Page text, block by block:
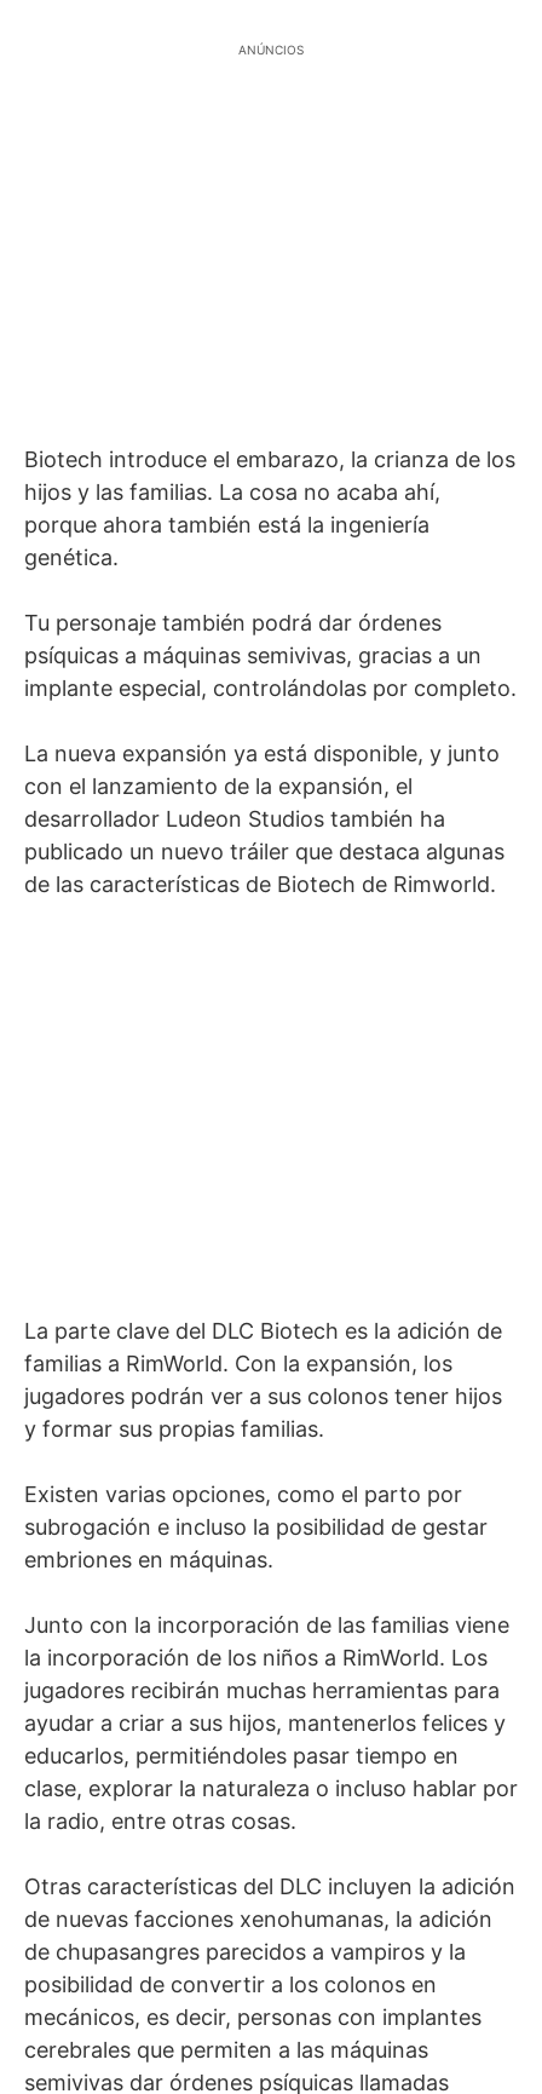
ANÚNCIOS
Biotech introduce el embarazo, la crianza de los
hijos y las familias. La cosa no acaba ahí,
porque ahora también está la ingeniería
genética.
Tu personaje también podrá dar órdenes
psíquicas a máquinas semivivas, gracias a un
implante especial, controlándolas por completo.
La nueva expansión ya está disponible, y junto
con el lanzamiento de la expansión, el
desarrollador Ludeon Studios también ha
publicado un nuevo tráiler que destaca algunas
de las características de Biotech de Rimworld.
La parte clave del DLC Biotech es la adición de
familias a RimWorld. Con la expansión, los
jugadores podrán ver a sus colonos tener hijos
y formar sus propias familias.
Existen varias opciones, como el parto por
subrogación e incluso la posibilidad de gestar
embriones en máquinas.
Junto con la incorporación de las familias viene
la incorporación de los niños a RimWorld. Los
jugadores recibirán muchas herramientas para
ayudar a criar a sus hijos, mantenerlos felices y
educarlos, permitiéndoles pasar tiempo en
clase, explorar la naturaleza o incluso hablar por
la radio, entre otras cosas.
Otras características del DLC incluyen la adición
de nuevas facciones xenohumanas, la adición
de chupasangres parecidos a vampiros y la
posibilidad de convertir a los colonos en
mecánicos, es decir, personas con implantes
cerebrales que permiten a las máquinas
semivivas dar órdenes psíquicas llamadas